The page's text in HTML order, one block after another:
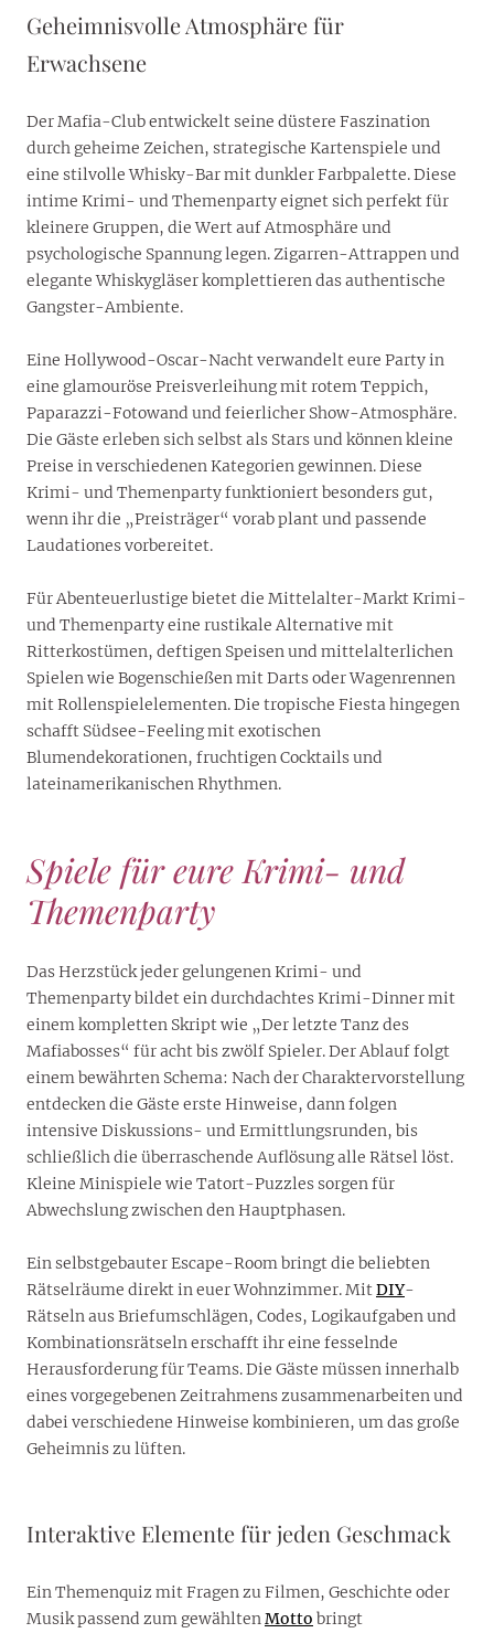
Geheimnisvolle Atmosphäre für
Erwachsene
Der Mafia-Club entwickelt seine düstere Faszination
durch geheime Zeichen, strategische Kartenspiele und
eine stilvolle Whisky-Bar mit dunkler Farbpalette. Diese
intime Krimi- und Themenparty eignet sich perfekt für
kleinere Gruppen, die Wert auf Atmosphäre und
psychologische Spannung legen. Zigarren-Attrappen und
elegante Whiskygläser komplettieren das authentische
Gangster-Ambiente.
Eine Hollywood-Oscar-Nacht verwandelt eure Party in
eine glamouröse Preisverleihung mit rotem Teppich,
Paparazzi-Fotowand und feierlicher Show-Atmosphäre.
Die Gäste erleben sich selbst als Stars und können kleine
Preise in verschiedenen Kategorien gewinnen. Diese
Krimi- und Themenparty funktioniert besonders gut,
wenn ihr die „Preisträger“ vorab plant und passende
Laudationes vorbereitet.
Für Abenteuerlustige bietet die Mittelalter-Markt Krimi-
und Themenparty eine rustikale Alternative mit
Ritterkostümen, deftigen Speisen und mittelalterlichen
Spielen wie Bogenschießen mit Darts oder Wagenrennen
mit Rollenspielelementen. Die tropische Fiesta hingegen
schafft Südsee-Feeling mit exotischen
Blumendekorationen, fruchtigen Cocktails und
lateinamerikanischen Rhythmen.
Spiele für eure Krimi- und
Themenparty
Das Herzstück jeder gelungenen Krimi- und
Themenparty bildet ein durchdachtes Krimi-Dinner mit
einem kompletten Skript wie „Der letzte Tanz des
Mafiabosses“ für acht bis zwölf Spieler. Der Ablauf folgt
einem bewährten Schema: Nach der Charaktervorstellung
entdecken die Gäste erste Hinweise, dann folgen
intensive Diskussions- und Ermittlungsrunden, bis
schließlich die überraschende Auflösung alle Rätsel löst.
Kleine Minispiele wie Tatort-Puzzles sorgen für
Abwechslung zwischen den Hauptphasen.
Ein selbstgebauter Escape-Room bringt die beliebten
Rätselräume direkt in euer Wohnzimmer. MitDIY-
Rätseln aus Briefumschlägen, Codes, Logikaufgaben und
Kombinationsrätseln erschafft ihr eine fesselnde
Herausforderung für Teams. Die Gäste müssen innerhalb
eines vorgegebenen Zeitrahmens zusammenarbeiten und
dabei verschiedene Hinweise kombinieren, um das große
Geheimnis zu lüften.
Interaktive Elemente für jeden Geschmack
Ein Themenquiz mit Fragen zu Filmen, Geschichte oder
Musik passend zum gewähltenMotto bringt